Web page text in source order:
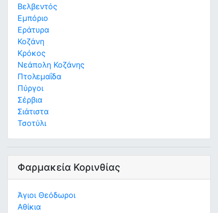
Βελβεντός
Εμπόριο
Εράτυρα
Κοζάνη
Κρόκος
Νεάπολη Κοζάνης
Πτολεμαΐδα
Πύργοι
Σέρβια
Σιάτιστα
Τσοτύλι
Φαρμακεία Κορινθίας
Άγιοι Θεόδωροι
Αθίκια